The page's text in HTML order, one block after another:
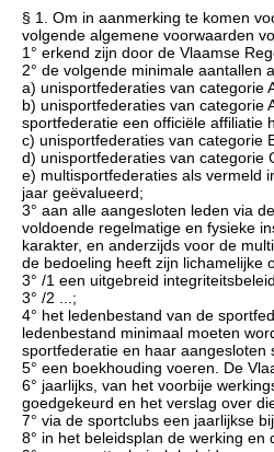
§ 1. Om in aanmerking te komen
volgende algemene voorwaarden
1° erkend zijn door de Vlaamse
2° de volgende minimale aantallen
a) unisportfederaties van categorie
b) unisportfederaties van categorie
sportfederatie een officiële affiliatie
c) unisportfederaties van categorie
d) unisportfederaties van categorie
e) multisportfederaties als vermeld
jaar geëvalueerd;
3° aan alle aangesloten leden via
voldoende regelmatige en fysieke
karakter, en anderzijds voor de
de bedoeling heeft zijn lichamelijke
3° /1 een uitgebreid
3° /2 ...;
4° het ledenbestand van de
ledenbestand minimaal moeten
sportfederatie en haar
5° een boekhouding voeren. De
6° jaarlijks, van het voorbije
goedgekeurd en het verslag over
7° via de sportclubs een jaarlijkse
8° in het beleidsplan de werking